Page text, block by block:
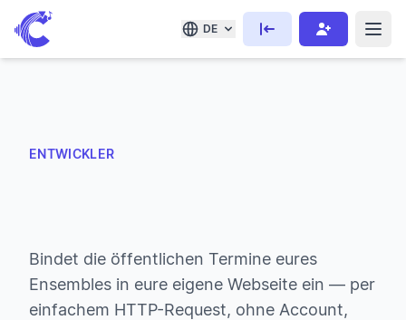
DE
ENTWICKLER
Bindet die öffentlichen Termine eures
Ensembles in eure eigene Webseite ein — per
einfachem HTTP-Request, ohne Account,